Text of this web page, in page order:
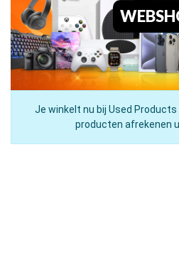
Je winkelt nu bij Used Products
producten afrekenen